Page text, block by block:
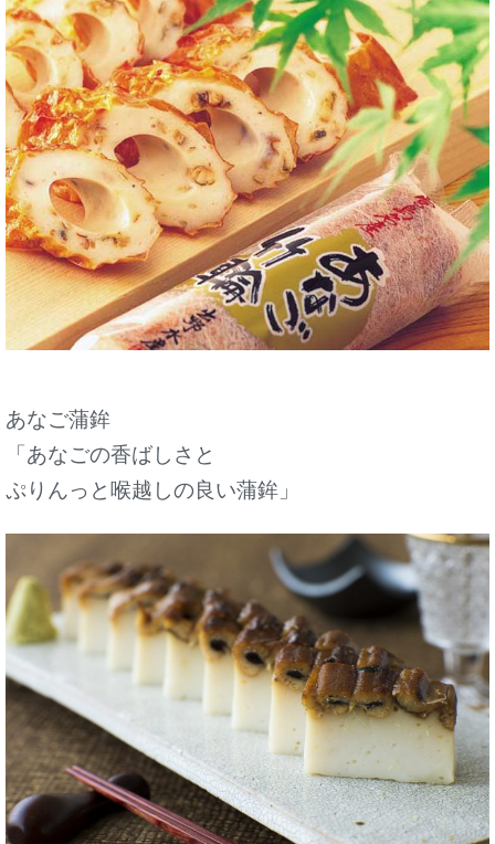
あなご蒲鉾
「あなごの香ばしさと
ぷりんっと喉越しの良い蒲鉾」